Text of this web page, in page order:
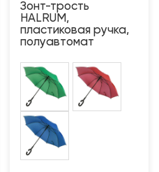
Зонт-трость
HALRUM,
пластиковая ручка,
полуавтомат